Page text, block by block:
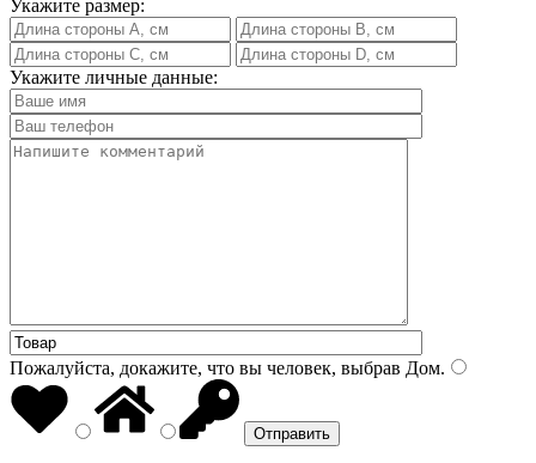
Укажите размер:
Укажите личные данные:
Пожалуйста, докажите, что вы человек, выбрав Дом.